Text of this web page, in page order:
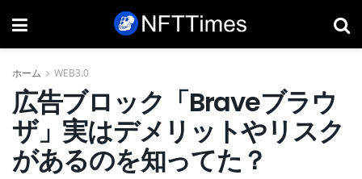
ホーム WEB3.0
広告ブロック「Braveブラウ
ザ」実はデメリットやリスク
があるのを知ってた？